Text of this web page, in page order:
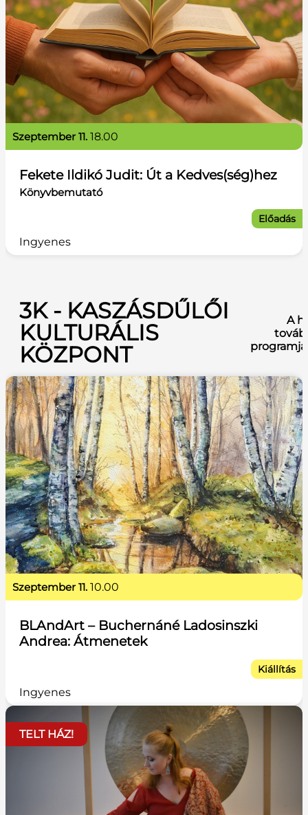
Fekete Ildikó Judit: Út a Kedves(ség)hez
Könyvbemutató
szeptember 11. 18.00
Ingyenes
Előadás
3K - KASZÁSDŰLŐI
KULTURÁLIS
KÖZPONT
A
BLAndArt – Buchernáné Ladosinszki
Andrea: Átmenetek
szeptember 11. 10.00
Ingyenes
Kiállítás
TELT HÁZ!